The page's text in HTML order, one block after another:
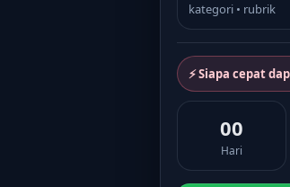
kategori • rubrik
⚡ Siapa cepat
00
Hari